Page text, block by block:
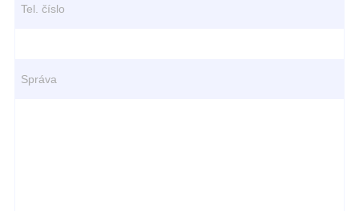
Tel. číslo
Správa